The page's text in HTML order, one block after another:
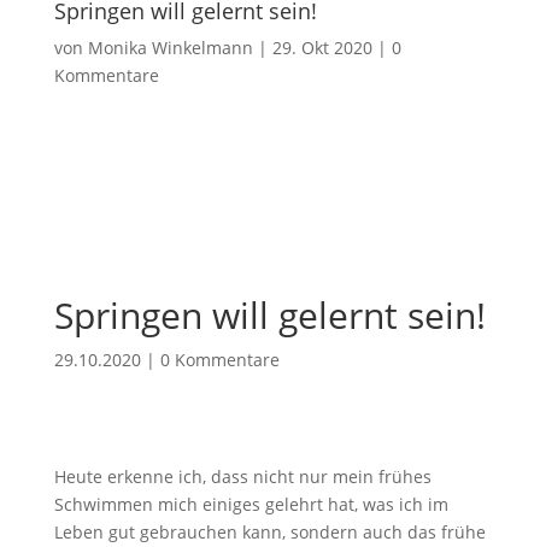
Springen will gelernt sein!
von Monika Winkelmann | 29. Okt 2020| 0
Kommentare
Springen will gelernt sein!
29.10.2020| 0 Kommentare
Heute erkenne ich, dass nicht nur mein frühes
Schwimmen mich einiges gelehrt hat, was ich im
Leben gut gebrauchen kann, sondern auch das frühe